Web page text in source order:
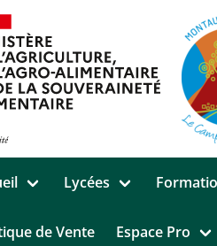
Lycées
de Vente Espace Pro